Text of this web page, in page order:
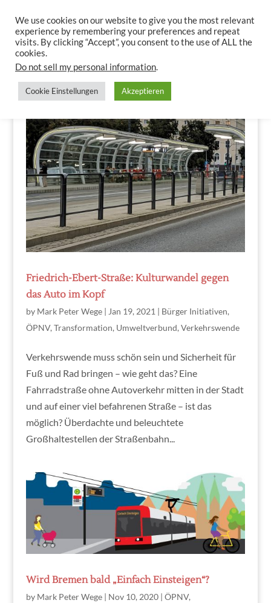
Friedrich-Ebert-Straße: Kulturwandel gegen
das Auto im Kopf
by Mark Peter Wege| Jan 19, 2021 | Bürger Initiativen,
ÖPNV, Transformation, Umweltverbund, Verkehrswende
Verkehrswende muss schön sein und Sicherheit für
Fuß und Rad bringen – wie geht das? Eine
Fahrradstraße ohne Autoverkehr mitten in der Stadt
und auf einer viel befahrenen Straße – ist das
möglich? Überdachte und beleuchtete
Großhaltestellen der Straßenbahn...
Wird Bremen bald „Einfach Einsteigen“?
by Mark Peter Wege| Nov 10, 2020| ÖPNV,
We use cookies on our website to give you the most relevant
experience by remembering your preferences and repeat
visits. By clicking “Accept”, you consent to the use of ALL the
cookies.
Do not sell my personal information.
Cookie Einstellungen Akzeptieren